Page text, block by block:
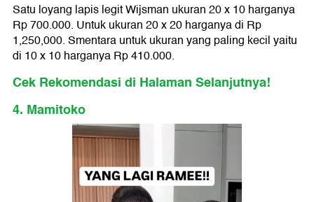
Satu loyang lapis legit Wijsman ukuran 20 x 10 harganya
Rp 700.000. Untuk ukuran 20 x 20 harganya di Rp
1,250,000. Smentara untuk ukuran yang paling kecil yaitu
di 10 x 10 harganya Rp 410.000.
Cek Rekomendasi di Halaman Selanjutnya!
4. Mamitoko